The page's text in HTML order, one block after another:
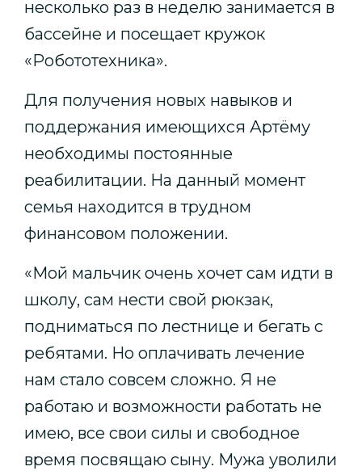
несколько раз в неделю занимается в
бассейне и посещает кружок
«Робототехника».
Для получения новых навыков и
поддержания имеющихся Артёму
необходимы постоянные
реабилитации. На данный момент
семья находится в трудном
финансовом положении.
«Мой мальчик очень хочет сам идти в
школу, сам нести свой рюкзак,
подниматься по лестнице и бегать с
ребятами. Но оплачивать лечение
нам стало совсем сложно. Я не
работаю и возможности работать не
имею, все свои силы и свободное
время посвящаю сыну. Мужа уволили